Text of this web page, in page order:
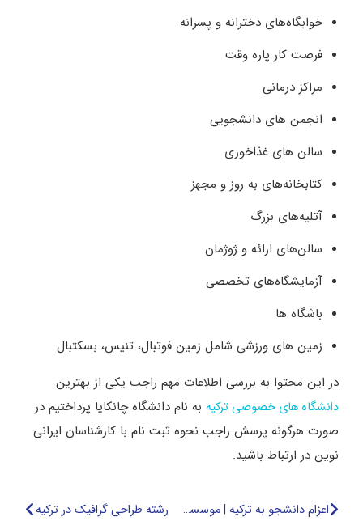
خوابگاه‌های دخترانه و پسرانه
فرصت کار پاره وقت
مراکز درمانی
انجمن های دانشجویی
سالن های غذاخوری
کتابخانه‌های به ‌روز و مجهز
آتلیه‌های بزرگ
سالن‌های ارائه و ژوژمان
آزمایشگاه‌های تخصصی
باشگاه ها
زمین های ورزشی شامل زمین فوتبال، تنیس، بسکتبال
در این محتوا به بررسی اطلاعات مهم راجب یکی از بهترین
دانشگاه های خصوصی ترکیه به نام دانشگاه چانکایا پرداختیم در
صورت هرگونه پرسش راجب نحوه ثبت نام با کارشناسان ایرانی
نوین در ارتباط باشید.
اعزام دانشجو به ترکیه | موسسه اعزام دانشجو به ترکیه رشته طراحی گرافیک در ترکیه